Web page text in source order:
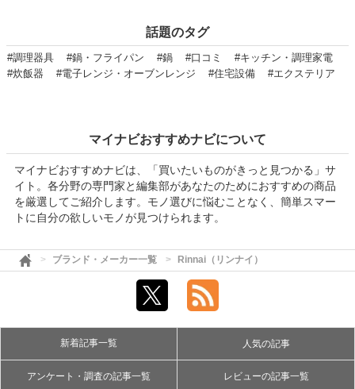
話題のタグ
#調理器具 #鍋・フライパン #鍋 #口コミ
#キッチン・調理家電
#炊飯器
#電子レンジ・オーブンレンジ #住宅設備 #エクステリア
マイナビおすすめナビについて
マイナビおすすめナビは、「買いたいものがきっと見つかる」サ
イト。各分野の専門家と編集部があなたのためにおすすめの商品
を厳選してご紹介します。モノ選びに悩むことなく、簡単スマー
トに自分の欲しいモノが見つけられます。
ブランド・メーカー一覧 Rinnai（リンナイ）
新着記事一覧 人気の記事
アンケート・調査の記事一覧 レビューの記事一覧